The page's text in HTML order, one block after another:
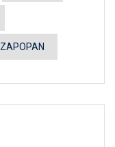
ZAPOPAN